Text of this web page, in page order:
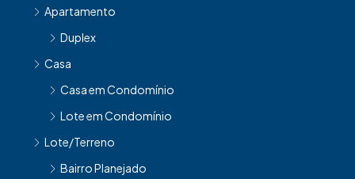
Apartamento
Duplex
Casa
Casa em Condomínio
Lote em Condomínio
Lote/Terreno
Bairro Planejado